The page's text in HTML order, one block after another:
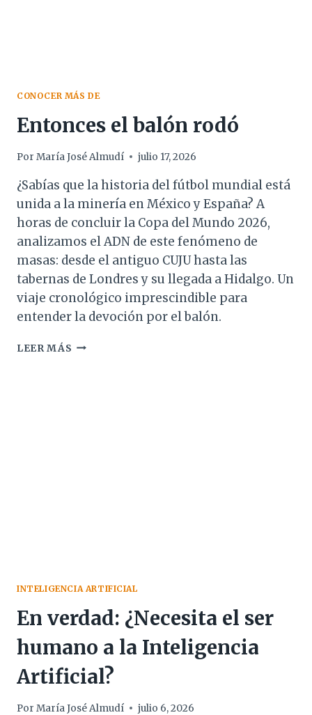
CONOCER MÁS DE
Entonces el balón rodó
Por María José Almudí julio 17, 2026
¿Sabías que la historia del fútbol mundial está
unida a la minería en México y España? A
horas de concluir la Copa del Mundo 2026,
analizamos el ADN de este fenómeno de
masas: desde el antiguo CUJU hasta las
tabernas de Londres y su llegada a Hidalgo. Un
viaje cronológico imprescindible para
entender la devoción por el balón.
LEER MÁS ENTONCES
INTELIGENCIA ARTIFICIAL
En verdad: ¿Necesita el ser
humano a la Inteligencia
Artificial?
Por María José Almudí julio 6, 2026